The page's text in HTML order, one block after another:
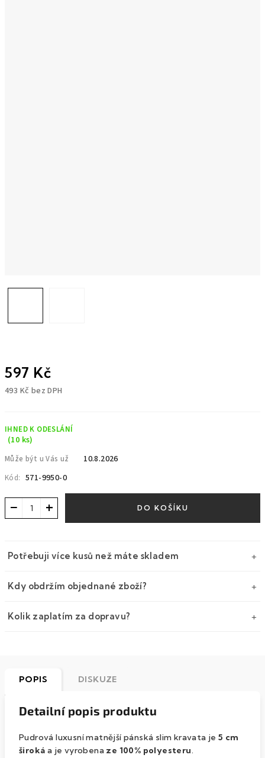
597 Kč
493 Kč bez DPH
IHNED K ODESLÁNÍ
(10 ks)
Může být u Vás už 10.8.2026
Kód: 571-9950-0
+
− DO KOŠÍKU
Potřebuji více kusů než máte skladem
Kdy obdržím objednané zboží?
Kolik zaplatím za dopravu?
POPIS DISKUZE
Detailní popis produktu
Pudrová luxusní matnější pánská slim kravata je 5 cm
široká a je vyrobena ze 100% polyesteru.